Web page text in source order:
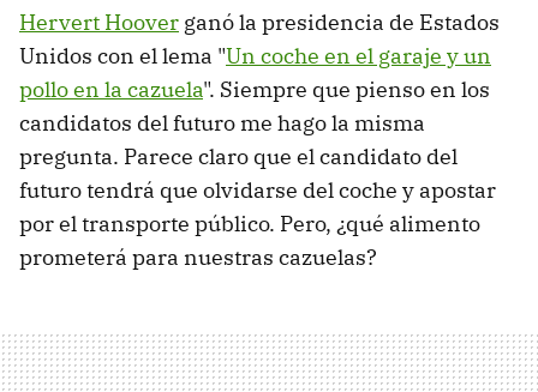
Hervert Hoover ganó la presidencia de Estados
Unidos con el lema "Un coche en el garaje y un
pollo en la cazuela". Siempre que pienso en los
candidatos del futuro me hago la misma
pregunta. Parece claro que el candidato del
futuro tendrá que olvidarse del coche y apostar
por el transporte público. Pero, ¿qué alimento
prometerá para nuestras cazuelas?